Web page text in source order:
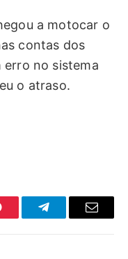
a motocar o
contas dos
erro no sistema
o atraso.
TelegramaE-